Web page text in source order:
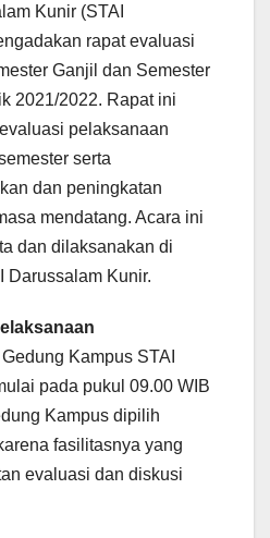
Kunir (STAI
rapat evaluasi
Ganjil dan Semester
2021/2022. Rapat ini
pelaksanaan
serta
dan peningkatan
mendatang. Acara ini
dan dilaksanakan di
Darussalam Kunir.
Kampus STAI
pada pukul 09.00 WIB
Kampus dipilih
fasilitasnya yang
evaluasi dan diskusi